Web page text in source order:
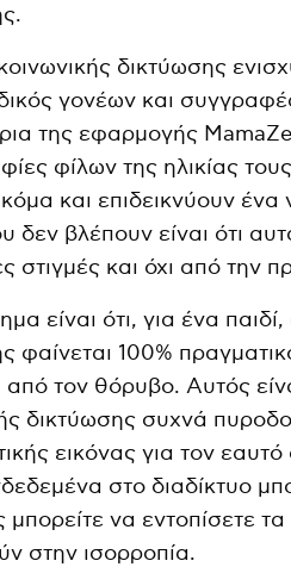
δικτύωσης
γονέων και
της εφαρμογής
φίλων της ηλικίας
και επιδεικνύουν
δεν βλέπουν είναι ότι
στιγμές και όχι από την
είναι ότι, για ένα
φαίνεται 100%
τον θόρυβο. Αυτός
δικτύωσης συχνά
εικόνας για τον
στο διαδίκτυο
μπορείτε να εντοπίσετε
στην ισορροπία.